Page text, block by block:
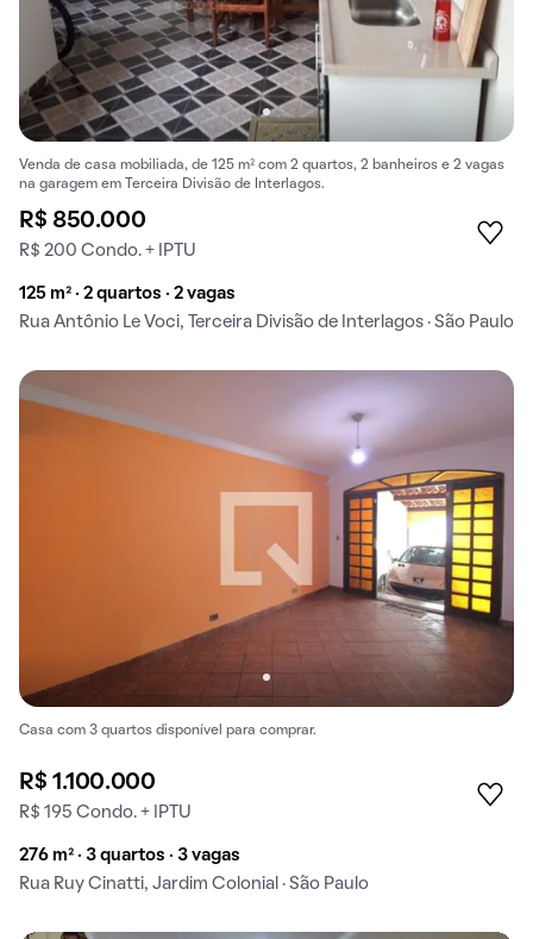
Venda de casa mobiliada, de 125 m² com 2 quartos, 2 banheiros e 2 vagas
na garagem em Terceira Divisão de Interlagos.
R$ 850.000
R$ 200 Condo. + IPTU
125 m² · 2 quartos · 2 vagas
Rua Antônio Le Voci, Terceira Divisão de Interlagos · São Paulo
Casa com 3 quartos disponível para comprar.
R$ 1.100.000
R$ 195 Condo. + IPTU
276 m² · 3 quartos · 3 vagas
Rua Ruy Cinatti, Jardim Colonial · São Paulo